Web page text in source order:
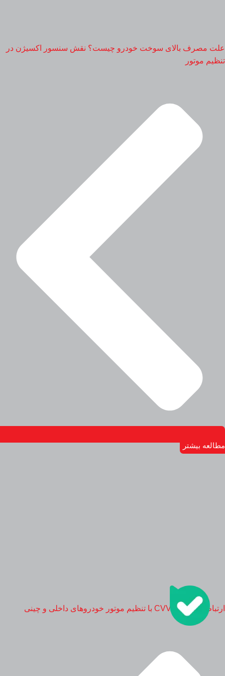
علت مصرف بالای سوخت خودرو چیست؟ نقش سنسور اکسیژن در
تنظیم موتور
مطالعه بیشتر
ارتباط سیستم CVVT با تنظیم موتور خودروهای داخلی و چینی